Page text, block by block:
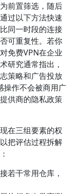
前置筛选，随后
过以下方法快速
同一时段的连接
可重复性。若你
免费VPN在企业
研究通常指出，
策略和广告投放
作不会被商用广
供商的隐私政策
在三组要素的权
把评估过程拆解
若干常用仓库，